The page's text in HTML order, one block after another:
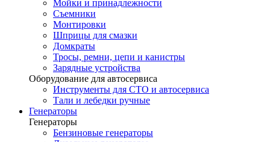
Мойки и принадлежности
Съемники
Монтировки
Шприцы для смазки
Домкраты
Тросы, ремни, цепи и канистры
Зарядные устройства
Оборудование для автосервиса
Инструменты для СТО и автосервиса
Тали и лебедки ручные
Генераторы
Генераторы
Бензиновые генераторы